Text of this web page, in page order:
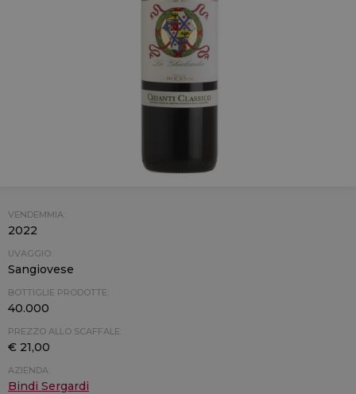
VENDEMMIA:
2022
UVAGGIO:
Sangiovese
BOTTIGLIE PRODOTTE:
40.000
PREZZO ALLO SCAFFALE:
€ 21,00
AZIENDA:
Bindi Sergardi